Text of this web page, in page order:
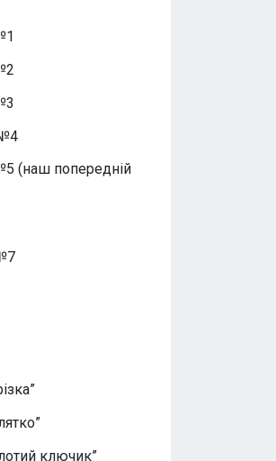
(наш попередній
ключик”